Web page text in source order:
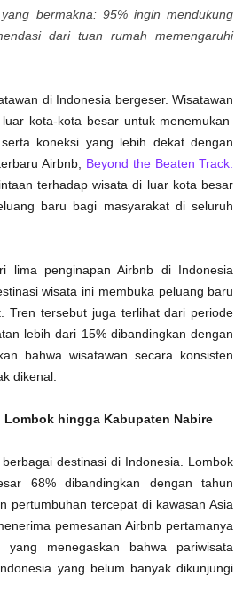
bermakna: 95% ingin mendukung
dari tuan rumah memengaruhi
di Indonesia bergeser. Wisatawan
kota-kota besar untuk menemukan
koneksi yang lebih dekat dengan
Airbnb, Beyond the Beaten Track:
terhadap wisata di luar kota besar
baru bagi masyarakat di seluruh
lima penginapan Airbnb di Indonesia
wisata ini membuka peluang baru
Tren tersebut juga terlihat dari periode
lebih dari 15% dibandingkan dengan
bahwa wisatawan secara konsisten
dikenal.
hingga Kabupaten Nabire
destinasi di Indonesia. Lombok
68% dibandingkan dengan tahun
pertumbuhan tercepat di kawasan Asia
pemesanan Airbnb pertamanya
menegaskan bahwa pariwisata
yang belum banyak dikunjungi